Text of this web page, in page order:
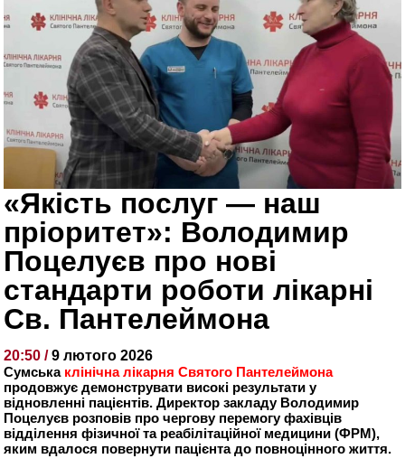
«Якість послуг — наш
пріоритет»: Володимир
Поцелуєв про нові
стандарти роботи лікарні
Св. Пантелеймона
20:50 /9 лютого 2026
Сумська клінічна лікарня Святого Пантелеймона
продовжує демонструвати високі результати у
відновленні пацієнтів. Директор закладу Володимир
Поцелуєв розповів про чергову перемогу фахівців
відділення фізичної та реабілітаційної медицини (ФРМ),
яким вдалося повернути пацієнта до повноцінного життя.